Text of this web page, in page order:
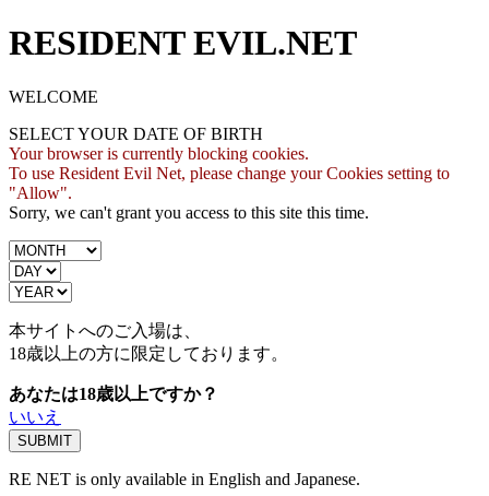
RESIDENT EVIL.NET
WELCOME
SELECT YOUR DATE OF BIRTH
Your browser is currently blocking cookies.
To use Resident Evil Net, please change your Cookies setting to
"Allow".
Sorry, we can't grant you access to this site this time.
本サイトへのご入場は、
18歳以上の方に限定しております。
あなたは18歳以上ですか？
いいえ
RE NET is only available in English and Japanese.